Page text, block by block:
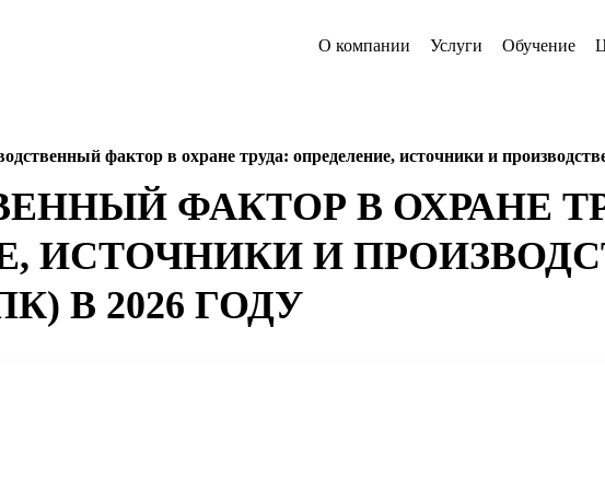
О компании Услуги Обучение
фактор в охране труда: определение, источники и
ФАКТОР В ОХРАНЕ
ИСТОЧНИКИ И
В 2026 ГОДУ